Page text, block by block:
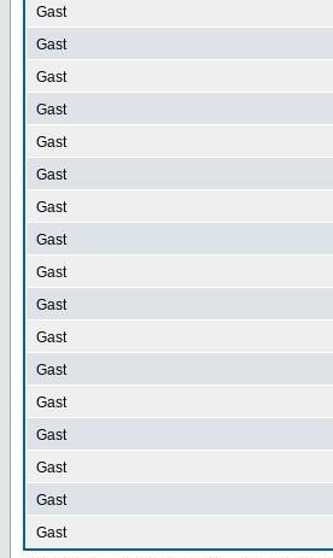
Gast
Gast
Gast
Gast
Gast
Gast
Gast
Gast
Gast
Gast
Gast
Gast
Gast
Gast
Gast
Gast
Gast